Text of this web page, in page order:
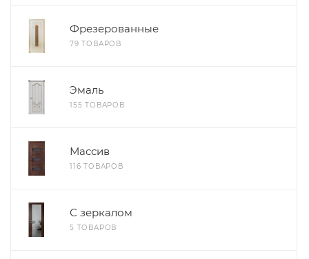
Фрезерованные
79 ТОВАРОВ
Эмаль
155 ТОВАРОВ
Массив
116 ТОВАРОВ
С зеркалом
5 ТОВАРОВ